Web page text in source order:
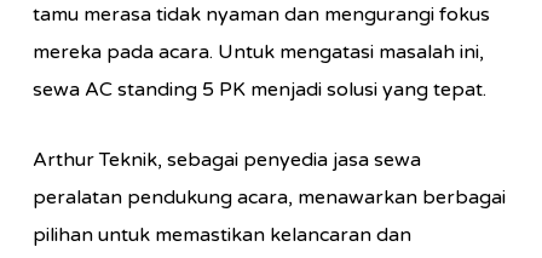
tamu merasa tidak nyaman dan mengurangi fokus
mereka pada acara. Untuk mengatasi masalah ini,
sewa AC standing 5 PK menjadi solusi yang tepat.
Arthur Teknik, sebagai penyedia jasa sewa
peralatan pendukung acara, menawarkan berbagai
pilihan untuk memastikan kelancaran dan